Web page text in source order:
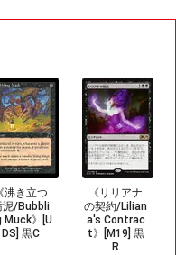
《沸き立つ
泥/Bubbli
Muck》[U
DS] 黒C
《リリアナ
の契約/Lilian
a's Contrac
t》[M19] 黒
R